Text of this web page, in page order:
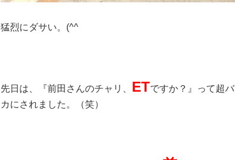
猛烈にダサい。(^^ゞ
先日は、『前田さんのチャリ、 ETですか？』って超バ
カにされました。（笑）